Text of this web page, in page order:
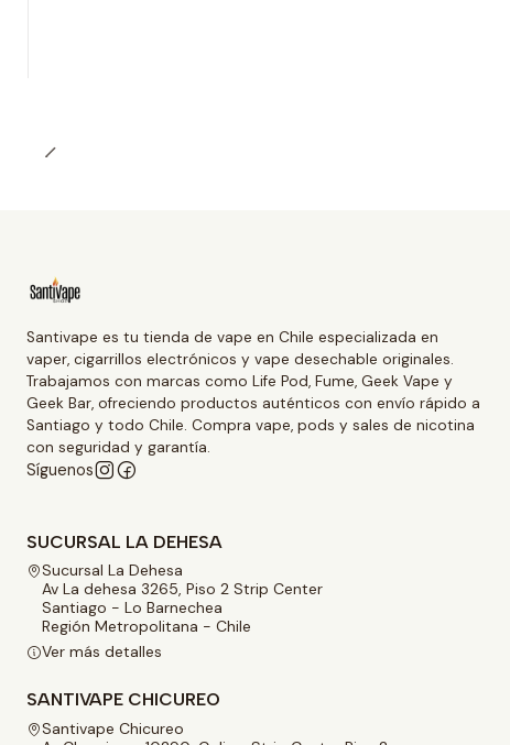
Santivape es tu tienda de vape en Chile especializada en
vaper, cigarrillos electrónicos y vape desechable originales.
Trabajamos con marcas como Life Pod, Fume, Geek Vape y
Geek Bar, ofreciendo productos auténticos con envío rápido a
Santiago y todo Chile. Compra vape, pods y sales de nicotina
con seguridad y garantía.
Síguenos
SUCURSAL LA DEHESA
Sucursal La Dehesa
Av La dehesa 3265, Piso 2 Strip Center
Santiago - Lo Barnechea
Región Metropolitana - Chile
Ver más detalles
SANTIVAPE CHICUREO
Santivape Chicureo